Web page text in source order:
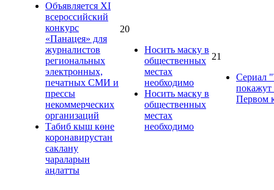
Объявляется XI
всероссийский
конкурс
«Панацея» для
журналистов
региональных
электронных,
печатных СМИ и
прессы
некоммерческих
организаций
Табиб кыш көне
коронавирустан
саклану
чараларын
аңлатты
20
Носить маску в
общественных
местах
необходимо
Носить маску в
общественных
местах
необходимо
21
Сериал
покажут
Первом